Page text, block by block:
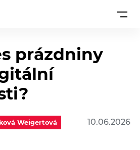
prázdniny
Weigertová 10.06.2026